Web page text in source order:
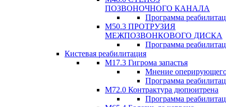
ПОЗВОНОЧНОГО КАНАЛА
Программа
М50.3 ПРОТРУЗИЯ
МЕЖПОЗВОНКОВОГО ДИСКА
Программа
Кистевая реабилитация
M17.3 Гигрома запастья
Мнение
Программа
М72.0 Контрактура дюпюитрена
Программа